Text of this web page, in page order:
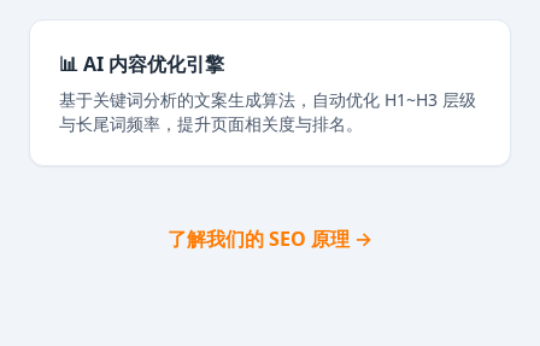
📊 AI 内容优化引擎
基于关键词分析的文案生成算法，自动优化 H1~H3 层级
与长尾词频率，提升页面相关度与排名。
了解我们的 SEO 原理 →